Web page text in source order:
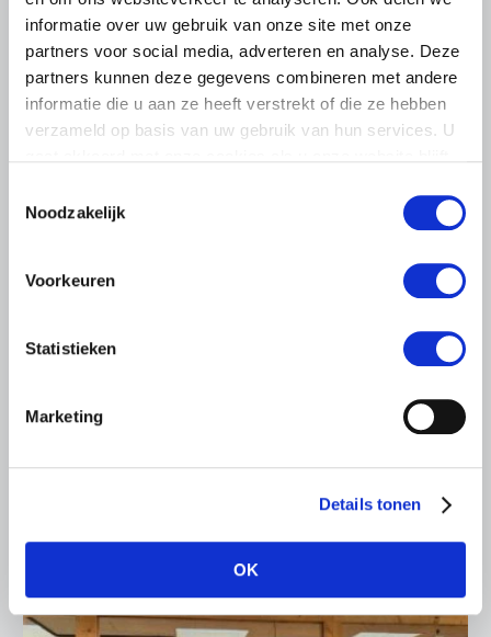
informatie over uw gebruik van onze site met onze
partners voor social media, adverteren en analyse. Deze
partners kunnen deze gegevens combineren met andere
informatie die u aan ze heeft verstrekt of die ze hebben
verzameld op basis van uw gebruik van hun services. U
Noodzakelijk
Voorkeuren
Statistieken
Marketing
Details tonen
OK
LTO LOBBY
Kamerlid Goudzwaard (JA21)
Súdwest-Fryslân
Ronald Oenema op het melkveebedrijf van Jolmer de